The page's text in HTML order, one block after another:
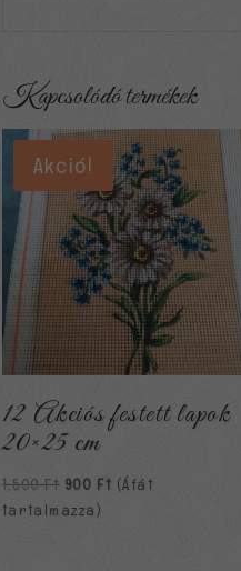
Kapcsolódó termékek
Akció!
12 Akciós festett lapok
20×25 cm
1,500Ft Original
price
900 FtCurrent
(Áfát
tartalmazza)